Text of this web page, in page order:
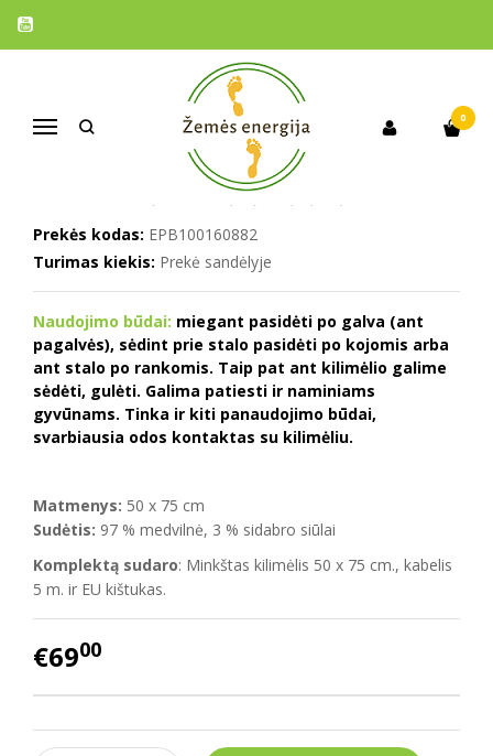
Navigacija
0
Pagrindinis
ĮSIŽEMINIMO MINKŠTAS KILIMĖLIS
50 X 75 CM
Prekės kodas: EPB100160882
Turimas kiekis: Prekė sandėlyje
Naudojimo būdai: miegant pasidėti po galva (ant
pagalvės), sėdint prie stalo pasidėti po kojomis arba
ant stalo po rankomis. Taip pat ant kilimėlio galime
sėdėti, gulėti. Galima patiesti ir naminiams
gyvūnams. Tinka ir kiti panaudojimo būdai,
svarbiausia odos kontaktas su kilimėliu.
Matmenys: 50 x 75 cm
Sudėtis: 97 % medvilnė, 3 % sidabro siūlai
Komplektą sudaro: Minkštas kilimėlis 50 x 75 cm., kabelis
5 m. ir EU kištukas.
€6900